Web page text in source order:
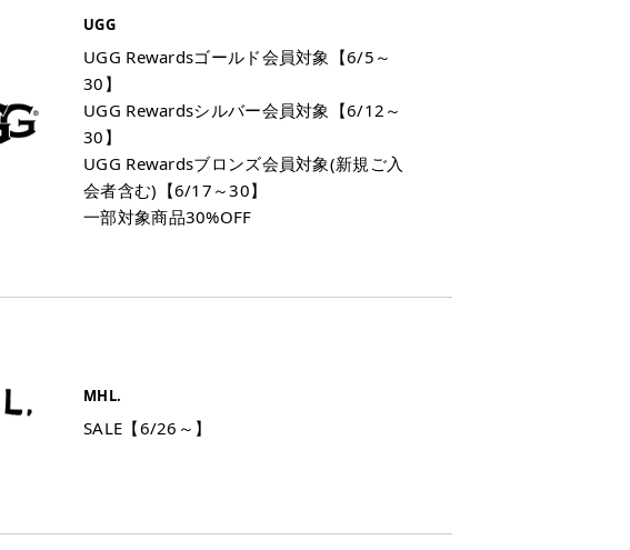
UGG
UGG Rewardsゴールド会員対象【6/5～
30】
UGG Rewardsシルバー会員対象【6/12～
30】
UGG Rewardsブロンズ会員対象(新規ご入
会者含む)【6/17～30】
一部対象商品30%OFF
MHL.
SALE【6/26～】